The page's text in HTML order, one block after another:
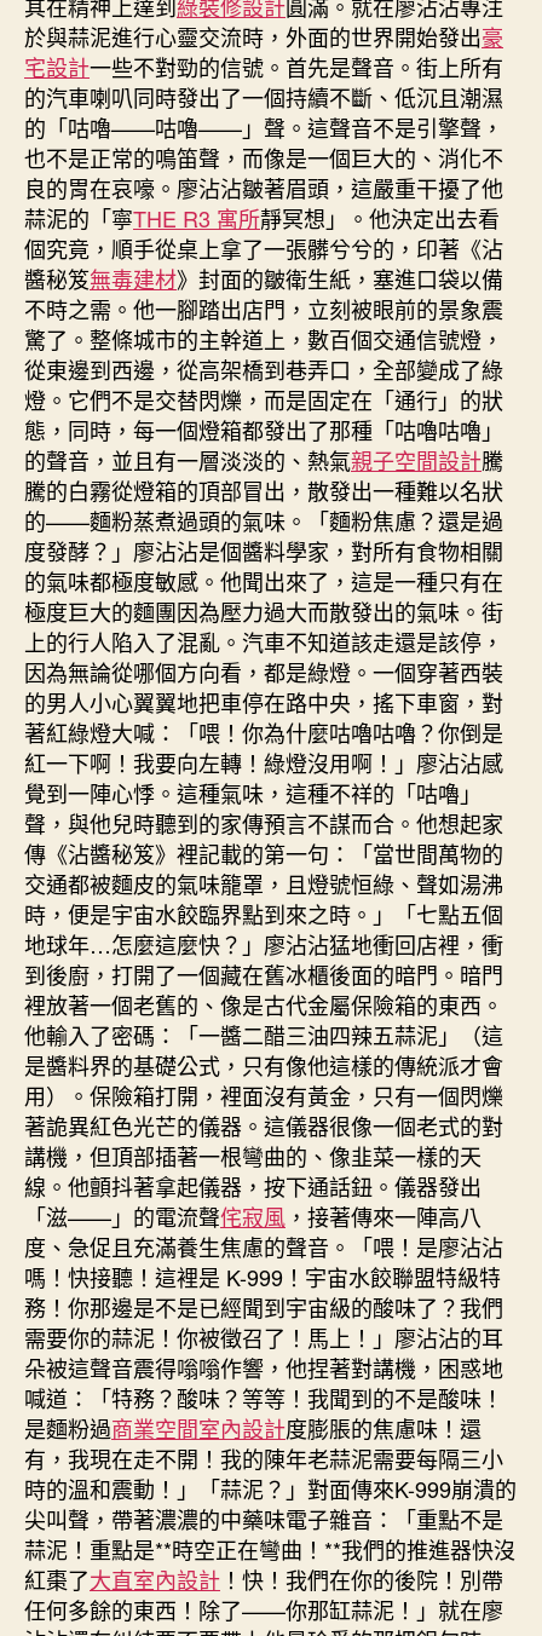
於與蒜泥進行心靈交流時，外面的世界開始發出豪
宅設計一些不對勁的信號。首先是聲音。街上所有
的汽車喇叭同時發出了一個持續不斷、低沉且潮濕
的「咕嚕——咕嚕——」聲。這聲音不是引擎聲，
也不是正常的鳴笛聲，而像是一個巨大的、消化不
良的胃在哀嚎。廖沾沾皺著眉頭，這嚴重干擾了他
蒜泥的「寧THE R3 寓所靜冥想」。他決定出去看
個究竟，順手從桌上拿了一張髒兮兮的，印著《沾
醬秘笈無毒建材》封面的皺衛生紙，塞進口袋以備
不時之需。他一腳踏出店門，立刻被眼前的景象震
驚了。整條城市的主幹道上，數百個交通信號燈，
從東邊到西邊，從高架橋到巷弄口，全部變成了綠
燈。它們不是交替閃爍，而是固定在「通行」的狀
態，同時，每一個燈箱都發出了那種「咕嚕咕嚕」
的聲音，並且有一層淡淡的、熱氣親子空間設計騰
騰的白霧從燈箱的頂部冒出，散發出一種難以名狀
的——麵粉蒸煮過頭的氣味。「麵粉焦慮？還是過
度發酵？」廖沾沾是個醬料學家，對所有食物相關
的氣味都極度敏感。他聞出來了，這是一種只有在
極度巨大的麵團因為壓力過大而散發出的氣味。街
上的行人陷入了混亂。汽車不知道該走還是該停，
因為無論從哪個方向看，都是綠燈。一個穿著西裝
的男人小心翼翼地把車停在路中央，搖下車窗，對
著紅綠燈大喊：「喂！你為什麼咕嚕咕嚕？你倒是
紅一下啊！我要向左轉！綠燈沒用啊！」廖沾沾感
覺到一陣心悸。這種氣味，這種不祥的「咕嚕」
聲，與他兒時聽到的家傳預言不謀而合。他想起家
傳《沾醬秘笈》裡記載的第一句：「當世間萬物的
交通都被麵皮的氣味籠罩，且燈號恒綠、聲如湯沸
時，便是宇宙水餃臨界點到來之時。」「七點五個
地球年…怎麼這麼快？」廖沾沾猛地衝回店裡，衝
到後廚，打開了一個藏在舊冰櫃後面的暗門。暗門
裡放著一個老舊的、像是古代金屬保險箱的東西。
他輸入了密碼：「一醬二醋三油四辣五蒜泥」（這
是醬料界的基礎公式，只有像他這樣的傳統派才會
用）。保險箱打開，裡面沒有黃金，只有一個閃爍
著詭異紅色光芒的儀器。這儀器很像一個老式的對
講機，但頂部插著一根彎曲的、像韭菜一樣的天
線。他顫抖著拿起儀器，按下通話鈕。儀器發出
「滋——」的電流聲侘寂風 ，接著傳來一陣高八
度、急促且充滿養生焦慮的聲音。「喂！是廖沾沾
嗎！快接聽！這裡是 K-999！宇宙水餃聯盟特級特
務！你那邊是不是已經聞到宇宙級的酸味了？我們
需要你的蒜泥！你被徵召了！馬上！」廖沾沾的耳
朵被這聲音震得嗡嗡作響，他捏著對講機，困惑地
喊道：「特務？酸味？等等！我聞到的不是酸味！
是麵粉過商業空間室內設計度膨脹的焦慮味！還
有，我現在走不開！我的陳年老蒜泥需要每隔三小
時的溫和震動！」「蒜泥？」對面傳來K-999崩潰的
尖叫聲，帶著濃濃的中藥味電子雜音：「重點不是
蒜泥！重點是**時空正在彎曲！**我們的推進器快沒
紅棗了大直室內設計 ！快！我們在你的後院！別帶
任何多餘的東西！除了——你那缸蒜泥！」就在廖